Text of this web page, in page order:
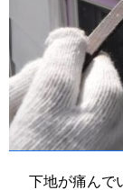
下地が痛んで